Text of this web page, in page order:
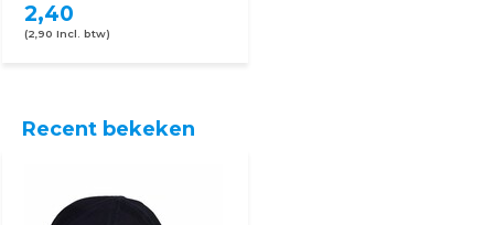
2,40
(2,90 Incl. btw)
Recent bekeken